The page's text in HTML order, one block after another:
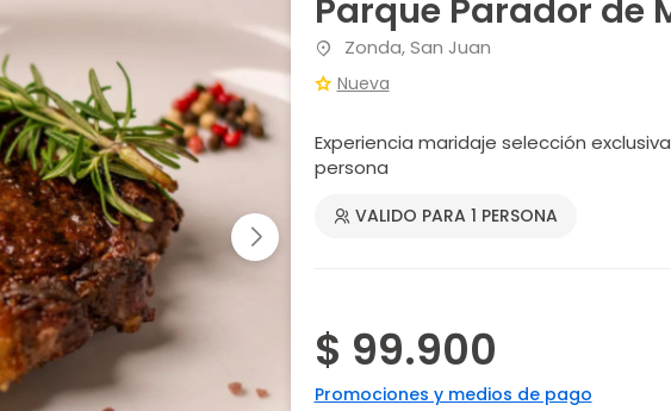
Parque Parador de
Zonda, San Juan
Nueva
Experiencia maridaje selección
persona
VALIDO PARA 1 PERSONA
$ 99.900
Promociones y medios de pago